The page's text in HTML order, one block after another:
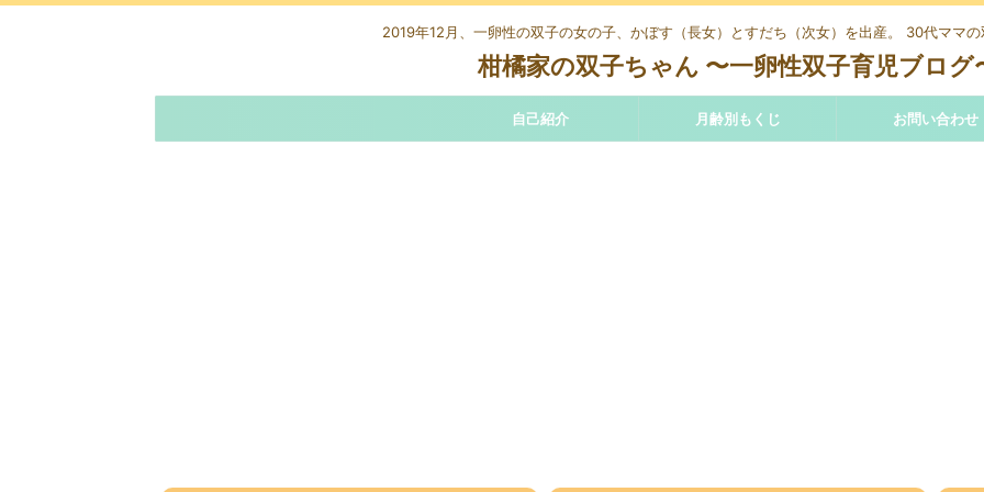
2019年12月、一卵性の双子の女の子、かぼす（長女）とすだち（次女）を出産。 30代ママの
柑橘家の双子ちゃん 〜一卵性双子育児ブログ
自己紹介 月齢別もくじ お問い合わせ